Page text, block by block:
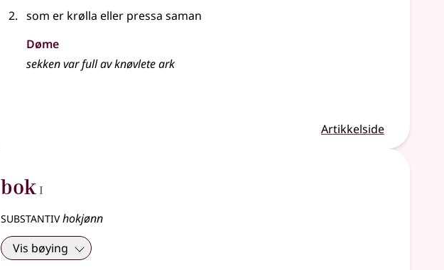
som er krølla eller pressa saman
Døme
sekken var full av knøvlete ark
Artikkelside
bok I
substantivhokjønn
Vis bøying